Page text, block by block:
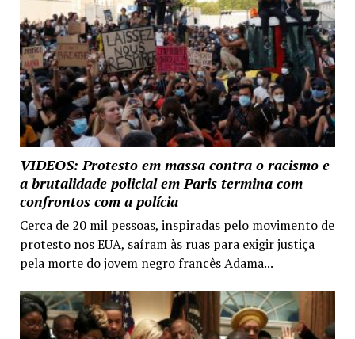
VIDEOS: Protesto em massa contra o racismo e
a brutalidade policial em Paris termina com
confrontos com a polícia
Cerca de 20 mil pessoas, inspiradas pelo movimento de
protesto nos EUA, saíram às ruas para exigir justiça
pela morte do jovem negro francês Adama...